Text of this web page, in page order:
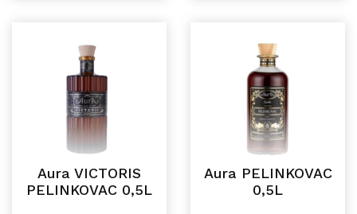
Aura VICTORIS
PELINKOVAC 0,5L
Aura PELINKOVAC
0,5L